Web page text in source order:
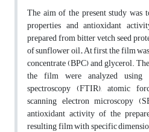
The aim of the present study was
properties and antioxidant
prepared from bitter vetch seed
of sunflower oil.At first, the film
concentrate (BPC) and glycerol.
the film were analyzed using
spectroscopy (FTIR), atomic
scanning electron microscopy
antioxidant activity of the
resulting film with specific